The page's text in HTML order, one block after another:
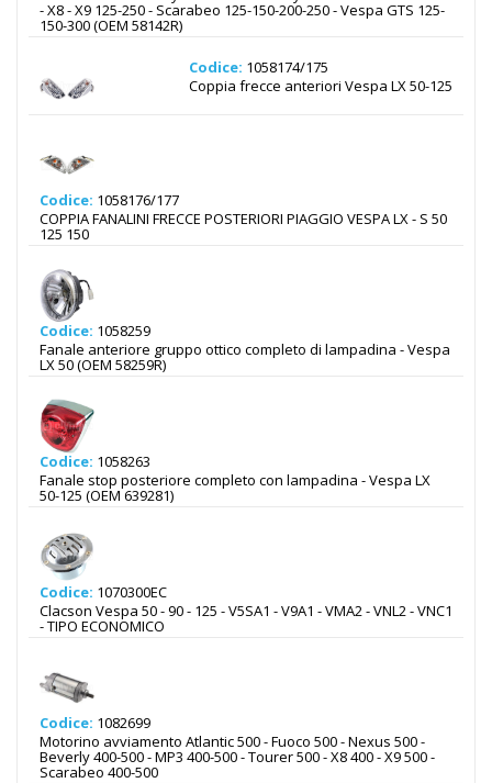
- X8 - X9 125-250 - Scarabeo 125-150-200-250 - Vespa GTS 125-
150-300 (OEM 58142R)
Codice: 1058174/175
Coppia frecce anteriori Vespa LX 50-125
Codice: 1058176/177
COPPIA FANALINI FRECCE POSTERIORI PIAGGIO VESPA LX - S 50
125 150
Codice: 1058259
Fanale anteriore gruppo ottico completo di lampadina - Vespa
LX 50 (OEM 58259R)
Codice: 1058263
Fanale stop posteriore completo con lampadina - Vespa LX
50-125 (OEM 639281)
Codice: 1070300EC
Clacson Vespa 50 - 90 - 125 - V5SA1 - V9A1 - VMA2 - VNL2 - VNC1
- TIPO ECONOMICO
Codice: 1082699
Motorino avviamento Atlantic 500 - Fuoco 500 - Nexus 500 -
Beverly 400-500 - MP3 400-500 - Tourer 500 - X8 400 - X9 500 -
Scarabeo 400-500